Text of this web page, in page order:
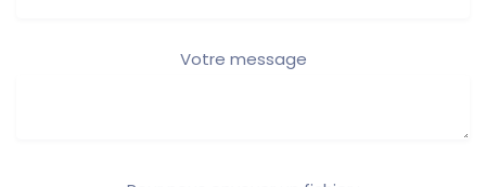
Votre message